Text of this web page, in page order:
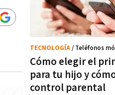
Cómo elegir el
para tu hijo y
control parental
TECNOLOGÍA/ Teléfonos